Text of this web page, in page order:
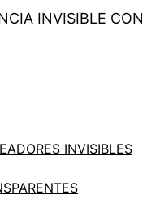
INVISIBLE CON
INVISIBLES